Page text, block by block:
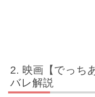
映画【でっち
バレ解説